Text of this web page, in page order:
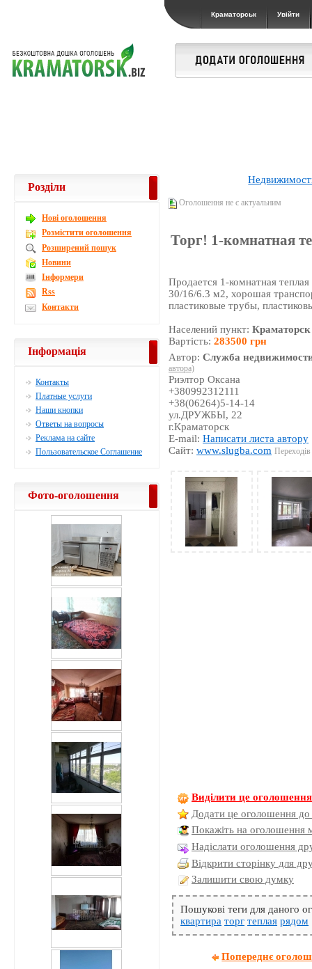
Краматорськ Увійти
Оголошення не є актуальним
Торг! 1-комнатная
Продается 1-комнатная
30/16/6.3 м2, хорошая
пластиковые трубы,
Населений пункт:Краматорск
Вартість:283500 грн
Автор:Служба
автора)
Риэлтор Оксана
+380992312111
+38(06264)5-14-14
ул.ДРУЖБЫ, 22
г.Краматорск
E-mail:Написати листа автору
Сайт:www.slugba.com
Виділити це оголошення
Додати це оголошення до
Покажіть на оголошення
Надіслати оголошення
Відкрити сторінку для
Залишити свою думку
Пошукові теги для даного
квартира торг теплая рядом
Попереднє
Розділи
Новi оголошення
Розмістити оголошення
Розширений пошук
Новини
Інформери
Rss
Контакти
Інформація
Контакты
Платные услуги
Наши кнопки
Ответы на вопросы
Реклама на сайте
Пользовательское Соглашение
Фото-оголошення